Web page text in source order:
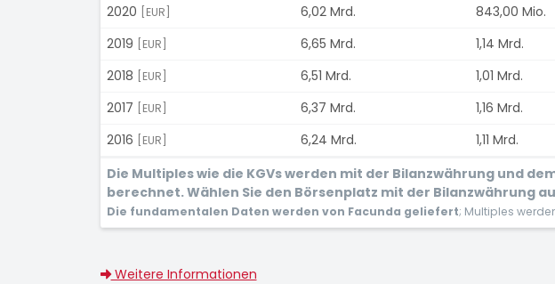
2020
[EUR] 6,02 Mrd. 843,00 Mio.
2019
[EUR] 6,65 Mrd. 1,14 Mrd.
2018
[EUR] 6,51 Mrd. 1,01 Mrd.
2017
[EUR] 6,37 Mrd. 1,16 Mrd.
2016
[EUR] 6,24 Mrd. 1,11 Mrd.
Die Multiples wie die KGVs werden mit der Bilanzwährung und
berechnet. Wählen Sie den Börsenplatz mit der Bilanzwährung
Die fundamentalen Daten werden von Facunda geliefert; Multiples
Weitere Informationen